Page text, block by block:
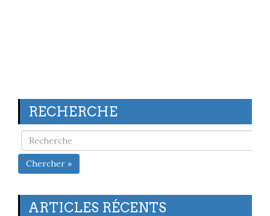
RECHERCHE
Chercher »
ARTICLES RÉCENTS